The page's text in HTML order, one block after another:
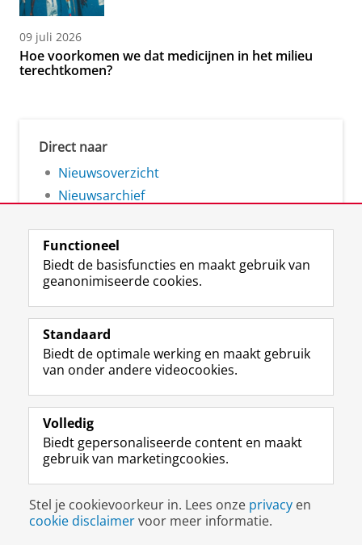
09 juli 2026
Hoe voorkomen we dat medicijnen in het milieu
terechtkomen?
Direct naar
Nieuwsoverzicht
Nieuwsarchief
Volg de RUG
F
a
e
b
o
p
a
i
n
a
L
i
k
e
I
-
p
g
i
n
R
S
-
f
e
R
k
s
u
I
n
t
r
m
c
c
o
Y
o
T
e
k
a
a
Studiekiezers
Alumni
Over ons
Disclaimer & Copyright
Inloggen
Functioneel
Biedt de basisfuncties en maakt gebruik van
geanonimiseerde cookies.
Standaard
Biedt de optimale werking en maakt gebruik
van onder andere videocookies.
Volledig
Biedt gepersonaliseerde content en maakt
gebruik van marketingcookies.
Stel je cookievoorkeur in. Lees onze privacy en
cookie disclaimervoor meer informatie.